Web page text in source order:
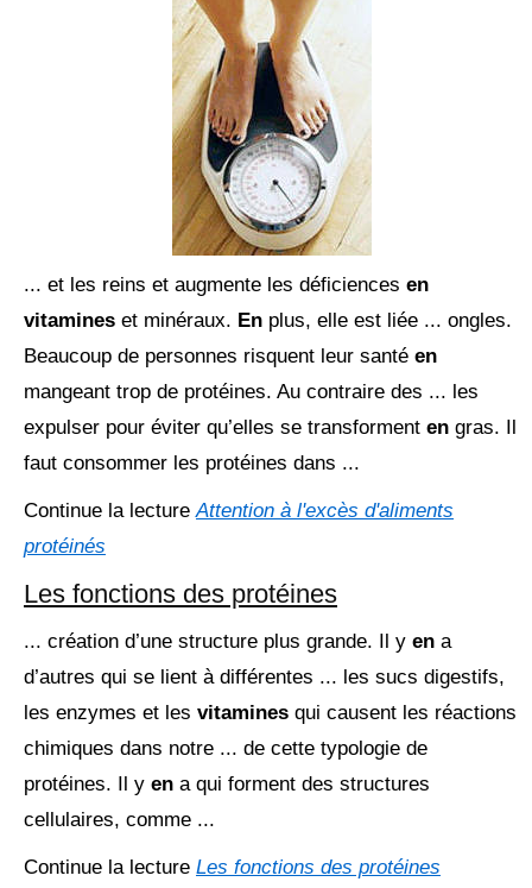
... et les reins et augmente les déficiences en
vitamines et minéraux. En plus, elle est liée ... ongles.
Beaucoup de personnes risquent leur santé en
mangeant trop de protéines. Au contraire des ... les
expulser pour éviter qu’elles se transforment en gras. Il
faut consommer les protéines dans ...
Continue la lectureAttention à l'excès d'aliments
protéinés
Les fonctions des protéines
... création d’une structure plus grande. Il y en a
d’autres qui se lient à différentes ... les sucs digestifs,
les enzymes et les vitamines qui causent les réactions
chimiques dans notre ... de cette typologie de
protéines. Il y en a qui forment des structures
cellulaires, comme ...
Continue la lecture Les fonctions des protéines